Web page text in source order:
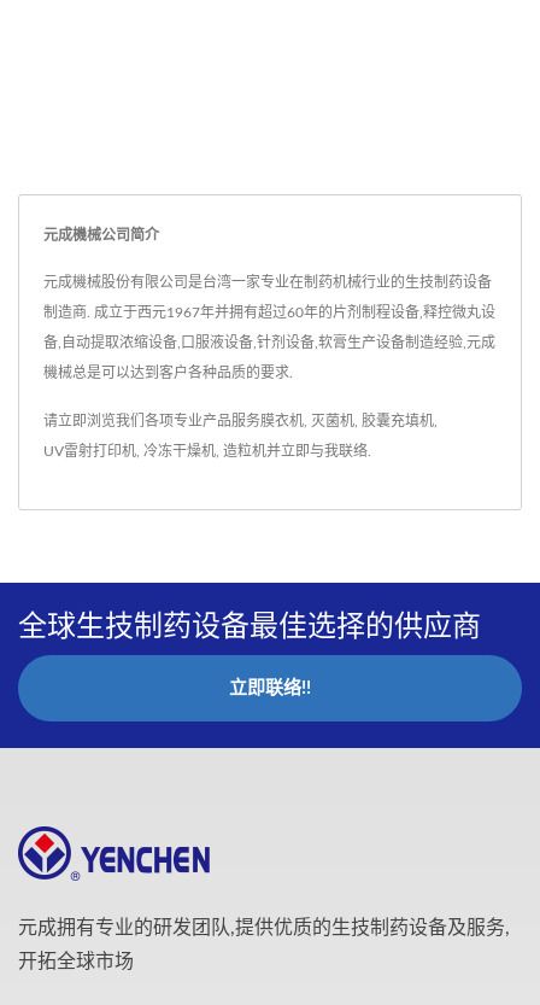
元成機械公司简介
元成機械股份有限公司是台湾一家专业在制药机械行业的生技制药设备
制造商. 成立于西元1967年并拥有超过60年的片剂制程设备,释控微丸设
备,自动提取浓缩设备,口服液设备,针剂设备,软膏生产设备制造经验,元成
機械总是可以达到客户各种品质的要求.
请立即浏览我们各项专业产品服务膜衣机 灭菌机 胶囊充填机
UV雷射打印机 冷冻干燥机 造粒机并立即与我联络
全球生技制药设备最佳选择的供应商
立即联络!!
元成拥有专业的研发团队,提供优质的生技制药设备及服务,
开拓全球市场